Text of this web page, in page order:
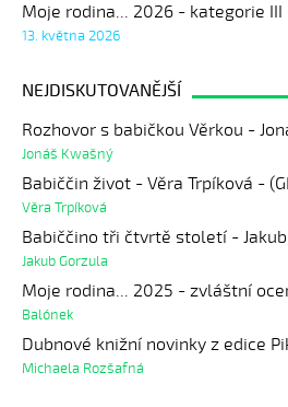
Moje rodina... 2026 - kategorie III
13. května 2026
NEJDISKUTOVANĚJŠÍ
Rozhovor s babičkou Věrkou -
Jonáš Kwašný
Babiččin život - Věra Trpíková -
Věra Trpíková
Babiččino tři čtvrtě století -
Jakub Gorzula
Moje rodina... 2025 - zvláštní
Balónek
Dubnové knižní novinky z edice
Michaela Rozšafná